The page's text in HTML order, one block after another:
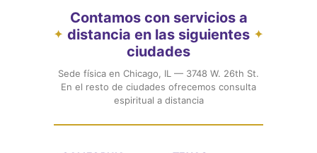
✦
Contamos con servicios a
distancia en las siguientes
ciudades
✦
Sede física en Chicago, IL — 3748 W. 26th St.
En el resto de ciudades ofrecemos consulta
espiritual a distancia